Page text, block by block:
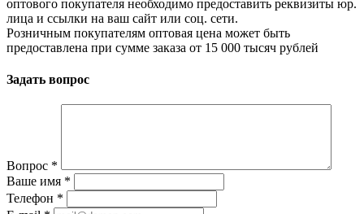
оптового покупателя необходимо предоставить реквизиты юр.
лица и ссылки на ваш сайт или соц. сети.
Розничным покупателям оптовая цена может быть
предоставлена при сумме заказа от 15 000 тысяч рублей
Задать вопрос
Вопрос *
Ваше имя *
Телефон *